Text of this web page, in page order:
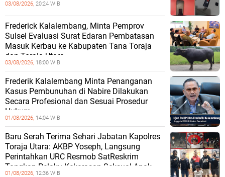
03/08/2026, 20:24 WIB
Frederick Kalalembang, Minta Pemprov
Sulsel Evaluasi Surat Edaran Pembatasan
Masuk Kerbau ke Kabupaten Tana Toraja
dan Toraja Utara
03/08/2026, 18:00 WIB
Frederik Kalalembang Minta Penanganan
Kasus Pembunuhan di Nabire Dilakukan
Secara Profesional dan Sesuai Prosedur
Hukum
01/08/2026, 14:04 WIB
Baru Serah Terima Sehari Jabatan Kapolres
Toraja Utara: AKBP Yoseph, Langsung
Perintahkan URC Resmob SatReskrim
Tangkap Pelaku Kekerasan Seksual Anak
01/08/2026, 12:36 WIB